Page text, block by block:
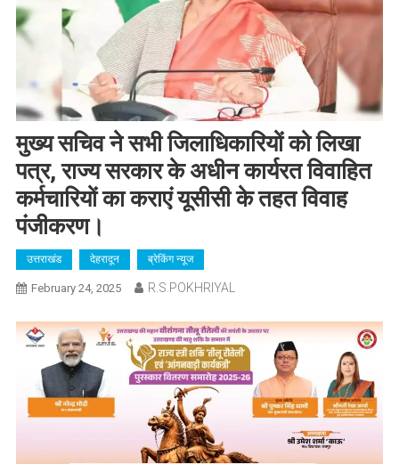
मुख्य सचिव ने सभी जिलाधिकारियों को लिखा
पत्र, राज्य सरकार के अधीन कार्यरत विवाहित
कर्मचारियों का कराएं यूसीसी के तहत विवाह
पंजीकरण।
उत्तराखंड देहरादून ब्रेकिंग न्यूज
February 24, 2025 R.S.POKHRIYAL